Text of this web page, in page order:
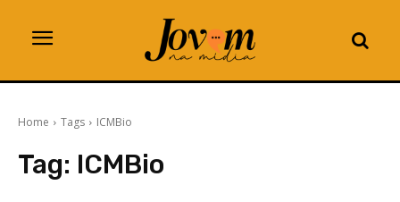
Home Tags ICMBio
Tag: ICMBio